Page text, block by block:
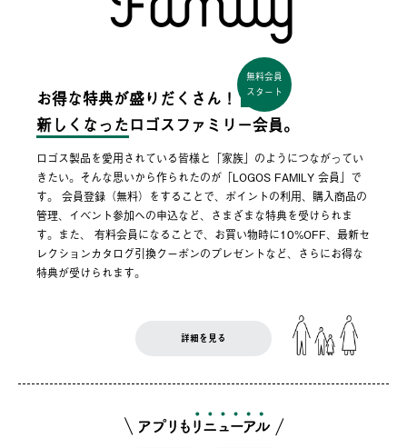
お得な特典が盛りだくさん！
無料会員
スタート
新しくなった ロゴスファミリー会員。
ロゴス製品を愛用されている皆様と「家族」のようにつながってい
きたい。そんな思いから作られたのが「LOGOS FAMILY 会員」で
す。 会員登録（無料）をすることで、ポイントの利用、購入商品の
管理、イベント参加への申込など、さまざまな特典を受けられま
す。また、 有料会員になることで、お買い物時に10%OFF、最新セ
レクションカタログ引換クーポンのプレゼントなど、さらにお得な
特典が受けられます。
詳細を見る